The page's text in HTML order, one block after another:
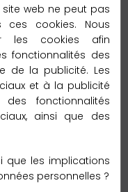
site web ne peut pas
ces cookies. Nous
les cookies afin
fonctionnalités des
de la publicité. Les
et à la publicité
fonctionnalités
ainsi que des
que les implications
personnelles ?